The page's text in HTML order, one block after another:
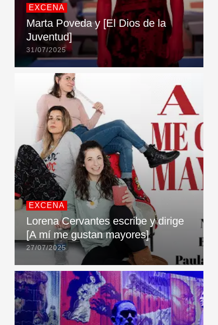
EXCENA
Marta Poveda y [El Dios de la
Juventud]
31/07/2025
EXCENA
Lorena Cervantes escribe y dirige
[A mí me gustan mayores]
27/07/2025